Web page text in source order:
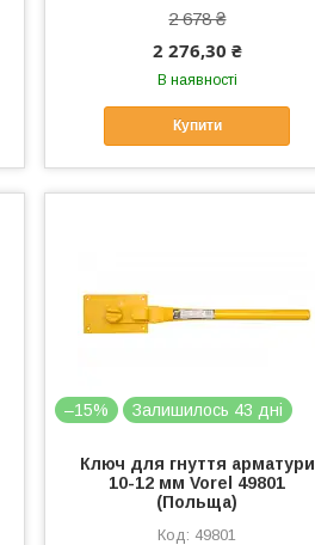
2 678 ₴
2 276,30 ₴
В наявності
Купити
–15% Залишилось 43 дні
Ключ для гнуття арматури
10-12 мм Vorel 49801
(Польща)
49801